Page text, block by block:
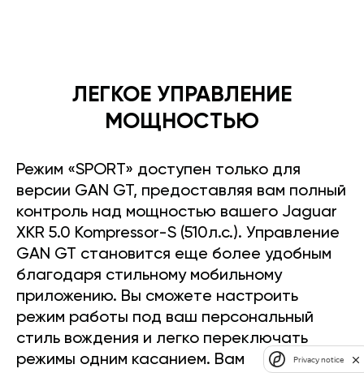
ЛЕГКОЕ УПРАВЛЕНИЕ
МОЩНОСТЬЮ
Режим «SPORT» доступен только для
версии GAN GT, предоставляя вам полный
контроль над мощностью вашего Jaguar
XKR 5.0 Kompressor-S (510л.с.). Управление
GAN GT становится еще более удобным
благодаря стильному мобильному
приложению. Вы сможете настроить
режим работы под ваш персональный
стиль вождения и легко переключать
режимы одним касанием. Вам
Privacy notice